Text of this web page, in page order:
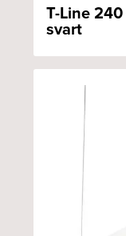
T-Line
svart